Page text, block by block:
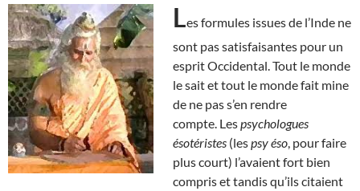
Les formules issues de l’Inde ne
sont pas satisfaisantes pour un
esprit Occidental. Tout le monde
le sait et tout le monde fait mine
de ne pas s’en rendre
compte. Lespsychologues
ésotéristes (lespsy éso , pour faire
plus court) l’avaient fort bien
compris et tandis qu’ils citaient